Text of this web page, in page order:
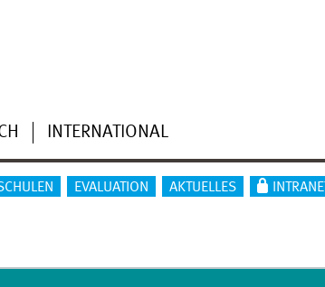
INTERNATIONAL
EVALUATION AKTUELLES INTRANET